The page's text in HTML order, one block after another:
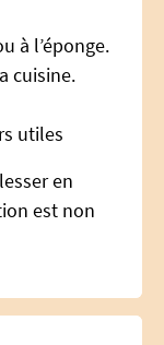
à l’éponge.
cuisine.
utiles
en
est non